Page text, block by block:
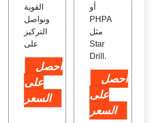
القوية
ونواصل
التركيز
على
احصل
على
السعر
أو
PHPA
مثل
Star
Drill.
احصل
على
السعر